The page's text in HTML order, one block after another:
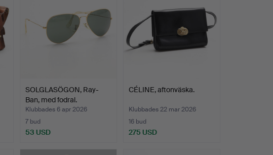
SOLGLASÖGON, Ray-
Ban, med fodral.
Klubbades 6 apr 2026
7 bud
53 USD
CÉLINE, aftonväska.
Klubbades 22 mar 2026
16 bud
275 USD